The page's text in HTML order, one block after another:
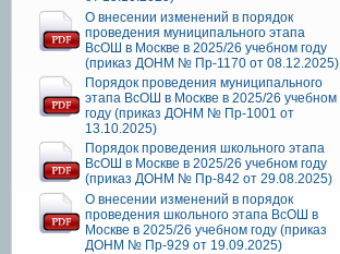
О внесении изменений в порядок
проведения муниципального этапа
ВсОШ в Москве в 2025/26 учебном году
(приказ ДОНМ № Пр-1170 от 08.12.2025)
Порядок проведения муниципального
этапа ВсОШ в Москве в 2025/26 учебном
году (приказ ДОНМ № Пр-1001 от
13.10.2025)
Порядок проведения школьного этапа
ВсОШ в Москве в 2025/26 учебном году
(приказ ДОНМ № Пр-842 от 29.08.2025)
О внесении изменений в порядок
проведения школьного этапа ВсОШ в
Москве в 2025/26 учебном году (приказ
ДОНМ № Пр-929 от 19.09.2025)